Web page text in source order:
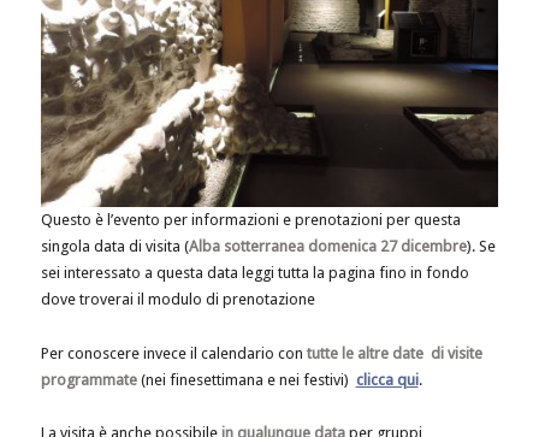
Questo è l’evento per informazioni e prenotazioni per questa
singola data di visita (Alba sotterranea domenica 27 dicembre). Se
sei interessato a questa data leggi tutta la pagina fino in fondo
dove troverai il modulo di prenotazione
Per conoscere invece il calendario con tutte le altre date di visite
programmate (nei finesettimana e nei festivi) clicca qui.
La visita è anche possibilein qualunque dataper gruppi,